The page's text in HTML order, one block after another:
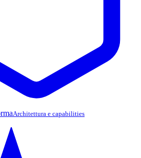
Architettura e capabilities